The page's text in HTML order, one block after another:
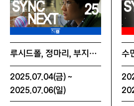
※ 필수 증빙서류(문
유료 티켓 실물) 미지
할인명 임신부•다둥이 할인
할인율 20%
적용매수 1인 4매
루시드폴, 정마리, 부지현 on Sync Next 25
2025.07.04(금) ~
2025.07.06(일)